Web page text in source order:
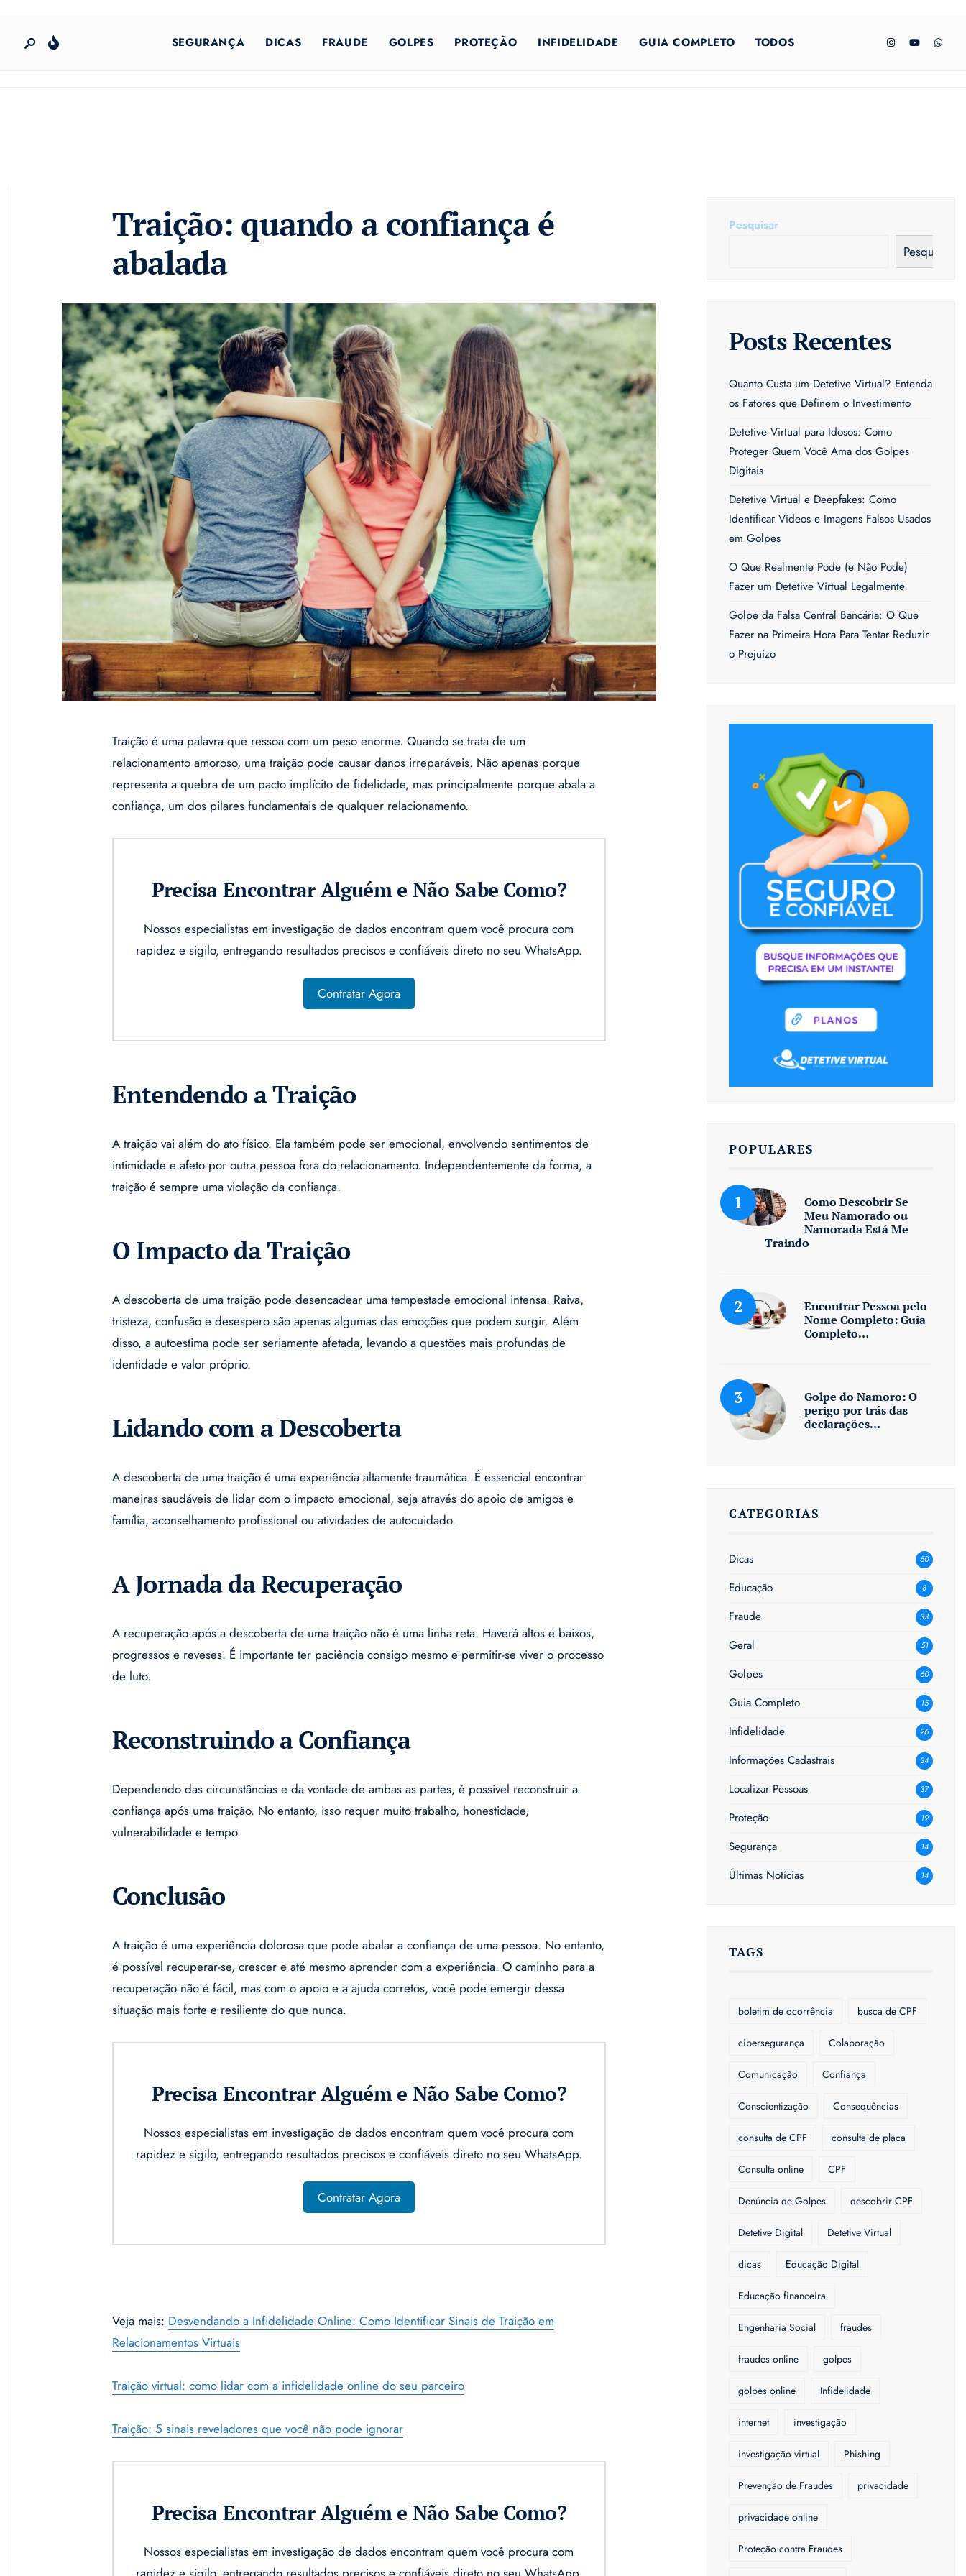
SEGURANÇA DICAS FRAUDE GOLPES PROTEÇÃO INFIDELIDADE GUIA COMPLETO TODOS
Traição: quando a confiança é
abalada
Traição é uma palavra que ressoa com um peso enorme. Quando se trata de um
relacionamento amoroso, uma traição pode causar danos irreparáveis. Não apenas porque
representa a quebra de um pacto implícito de fidelidade, mas principalmente porque abala a
confiança, um dos pilares fundamentais de qualquer relacionamento.
Precisa Encontrar Alguém e Não Sabe Como?
Nossos especialistas em investigação de dados encontram quem você procura com
rapidez e sigilo, entregando resultados precisos e confiáveis direto no seu WhatsApp.
Contratar Agora
Entendendo a Traição
A traição vai além do ato físico. Ela também pode ser emocional, envolvendo sentimentos de
intimidade e afeto por outra pessoa fora do relacionamento. Independentemente da forma, a
traição é sempre uma violação da confiança.
O Impacto da Traição
A descoberta de uma traição pode desencadear uma tempestade emocional intensa. Raiva,
tristeza, confusão e desespero são apenas algumas das emoções que podem surgir. Além
disso, a autoestima pode ser seriamente afetada, levando a questões mais profundas de
identidade e valor próprio.
Lidando com a Descoberta
A descoberta de uma traição é uma experiência altamente traumática. É essencial encontrar
maneiras saudáveis de lidar com o impacto emocional, seja através do apoio de amigos e
família, aconselhamento profissional ou atividades de autocuidado.
A Jornada da Recuperação
A recuperação após a descoberta de uma traição não é uma linha reta. Haverá altos e baixos,
progressos e reveses. É importante ter paciência consigo mesmo e permitir-se viver o processo
de luto.
Reconstruindo a Confiança
Dependendo das circunstâncias e da vontade de ambas as partes, é possível reconstruir a
confiança após uma traição. No entanto, isso requer muito trabalho, honestidade,
vulnerabilidade e tempo.
Conclusão
A traição é uma experiência dolorosa que pode abalar a confiança de uma pessoa. No entanto,
é possível recuperar-se, crescer e até mesmo aprender com a experiência. O caminho para a
recuperação não é fácil, mas com o apoio e a ajuda corretos, você pode emergir dessa
situação mais forte e resiliente do que nunca.
Precisa Encontrar Alguém e Não Sabe Como?
Nossos especialistas em investigação de dados encontram quem você procura com
rapidez e sigilo, entregando resultados precisos e confiáveis direto no seu WhatsApp.
Contratar Agora
Veja mais: Desvendando a Infidelidade Online: Como Identificar Sinais de Traição em
Relacionamentos Virtuais
Traição virtual: como lidar com a infidelidade online do seu parceiro
Traição: 5 sinais reveladores que você não pode ignorar
Precisa Encontrar Alguém e Não Sabe Como?
Nossos especialistas em investigação de dados encontram quem você procura com
Pesquisar
Pesquisar
Posts Recentes
Quanto Custa um Detetive Virtual? Entenda
os Fatores que Definem o Investimento
Detetive Virtual para Idosos: Como
Proteger Quem Você Ama dos Golpes
Digitais
Detetive Virtual e Deepfakes: Como
Identificar Vídeos e Imagens Falsos Usados
em Golpes
O Que Realmente Pode (e Não Pode)
Fazer um Detetive Virtual Legalmente
Golpe da Falsa Central Bancária: O Que
Fazer na Primeira Hora Para Tentar Reduzir
o Prejuízo
POPULARES
Como Descobrir Se
Meu Namorado ou
Namorada Está Me
Traindo
Encontrar Pessoa pelo
Nome Completo: Guia
Completo…
Golpe do Namoro: O
perigo por trás das
declarações…
CATEGORIAS
Dicas 50
Educação 8
Fraude 33
Geral 51
Golpes 60
Guia Completo 15
Infidelidade 26
Informações Cadastrais 34
Localizar Pessoas 37
Proteção 19
Segurança 14
Últimas Notícias 14
TAGS
boletim de ocorrência busca de CPF
cibersegurança Colaboração
Comunicação Confiança
Conscientização Consequências
consulta de CPF consulta de placa
Consulta online CPF
Denúncia de Golpes descobrir CPF
Detetive Digital Detetive Virtual
dicas Educação Digital
Educação financeira
Engenharia Social fraudes
fraudes online golpes
golpes online Infidelidade
internet investigação
investigação virtual Phishing
Prevenção de Fraudes privacidade
privacidade online
Proteção contra Fraudes